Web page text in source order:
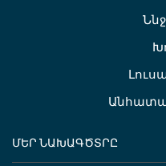
ՄԵՐ ՆԱԽԱԳԾՏՐԸ